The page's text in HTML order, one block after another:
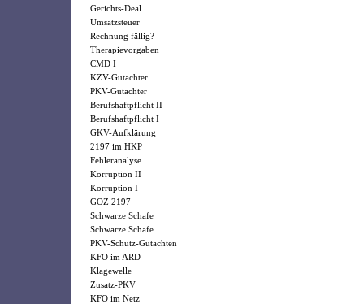
Gerichts-Deal
Umsatzsteuer
Rechnung fällig?
Therapievorgaben
CMD I
KZV-Gutachter
PKV-Gutachter
Berufshaftpflicht II
Berufshaftpflicht I
GKV-Aufklärung
2197 im HKP
Fehleranalyse
Korruption II
Korruption I
GOZ 2197
Schwarze Schafe
Schwarze Schafe
PKV-Schutz-Gutachten
KFO im ARD
Klagewelle
Zusatz-PKV
KFO im Netz